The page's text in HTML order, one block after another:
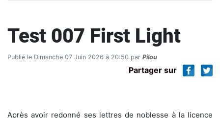
Test 007 First Light
Publié le Dimanche 07 Juin 2026 à 20:50 par Pilou
Partager sur
Après avoir redonné ses lettres de noblesse à la licence